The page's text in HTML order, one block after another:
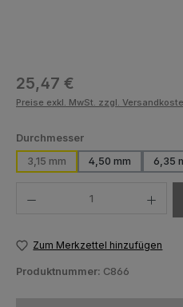
Regulärer Preis:
25,47 €
Preise exkl. MwSt. zzgl.
Durchmesserauswählen
3,15 mm
4,50 mm 6,35
Zum Merkzettel hinzufügen
Produktnummer: C866